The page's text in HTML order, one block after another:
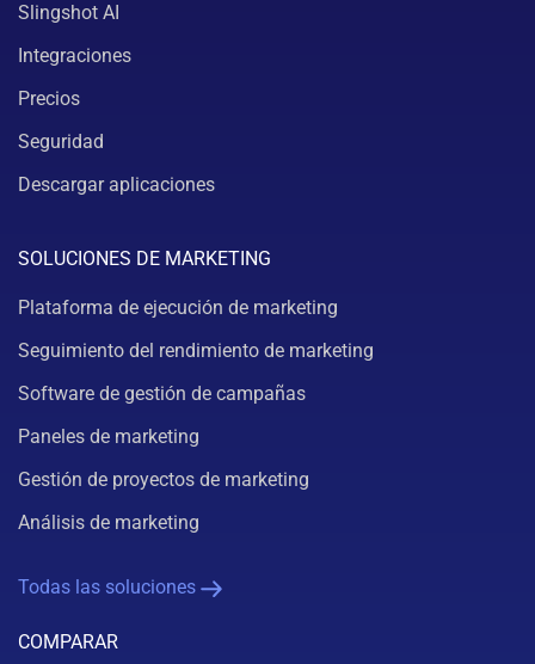
Slingshot AI
Integraciones
Precios
Seguridad
Descargar aplicaciones
SOLUCIONES DE MARKETING
Plataforma de ejecución de marketing
Seguimiento del rendimiento de marketing
Software de gestión de campañas
Paneles de marketing
Gestión de proyectos de marketing
Análisis de marketing
Todas las soluciones
COMPARAR